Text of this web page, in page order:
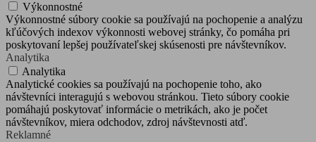
Výkonnostné
Výkonnostné súbory cookie sa používajú na pochopenie a analýzu
kľúčových indexov výkonnosti webovej stránky, čo pomáha pri
poskytovaní lepšej používateľskej skúsenosti pre návštevníkov.
Analytika
Analytika
Analytické cookies sa používajú na pochopenie toho, ako
návštevníci interagujú s webovou stránkou. Tieto súbory cookie
pomáhajú poskytovať informácie o metrikách, ako je počet
návštevníkov, miera odchodov, zdroj návštevnosti atď.
Reklamné